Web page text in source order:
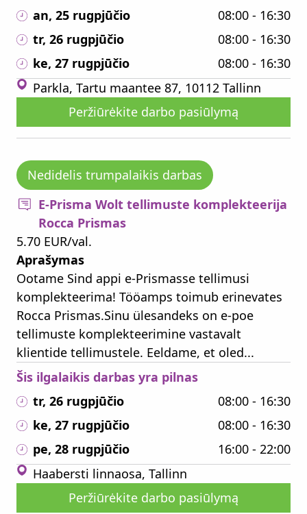
an, 25 rugpjūčio
08:00 - 16:30
tr, 26 rugpjūčio
08:00 - 16:30
ke, 27 rugpjūčio
08:00 - 16:30
Parkla, Tartu maantee 87, 10112 Tallinn
Peržiūrėkite darbo pasiūlymą
Nedidelis trumpalaikis darbas
E-Prisma Wolt tellimuste komplekteerija
Rocca Prismas
5.70 EUR/val.
Aprašymas
Ootame Sind appi e-Prismasse tellimusi
komplekteerima! Tööamps toimub erinevates
Rocca Prismas.Sinu ülesandeks on e-poe
tellimuste komplekteerimine vastavalt
klientide tellimustele. Eeldame, et oled...
Šis ilgalaikis darbas yra pilnas
tr, 26 rugpjūčio
08:00 - 16:30
ke, 27 rugpjūčio
08:00 - 16:30
pe, 28 rugpjūčio
16:00 - 22:00
Haabersti linnaosa, Tallinn
Peržiūrėkite darbo pasiūlymą